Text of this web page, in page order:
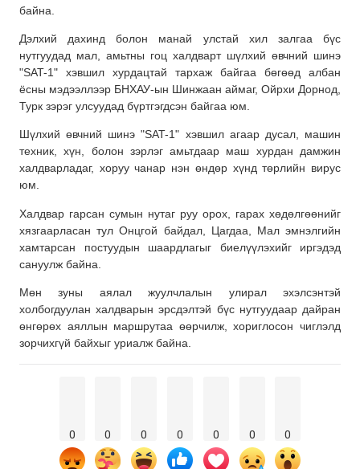
байна.
Дэлхий дахинд болон манай улстай хил залгаа бүс
нутгуудад мал, амьтны гоц халдварт шүлхий өвчний шинэ
"SAT-1" хэвшил хурдацтай тархаж байгаа бөгөөд албан
ёсны мэдээллээр БНХАУ-ын Шинжаан аймаг, Ойрхи Дорнод,
Турк зэрэг улсуудад бүртгэгдсэн байгаа юм.
Шүлхий өвчний шинэ "SAT-1" хэвшил агаар дусал, машин
техник, хүн, болон зэрлэг амьтдаар маш хурдан дамжин
халдварладаг, хоруу чанар нэн өндөр хүнд төрлийн вирус
юм.
Халдвар гарсан сумын нутаг руу орох, гарах хөдөлгөөнийг
хязгаарласан тул Онцгой байдал, Цагдаа, Мал эмнэлгийн
хамтарсан постуудын шаардлагыг биелүүлэхийг иргэдэд
сануулж байна.
Мөн зуны аялал жуулчлалын улирал эхэлсэнтэй
холбогдуулан халдварын эрсдэлтэй бүс нутгуудаар дайран
өнгөрөх аяллын маршрутаа өөрчилж, хориглосон чиглэлд
зорчихгүй байхыг уриалж байна.
0 0 0 0 0 0 0